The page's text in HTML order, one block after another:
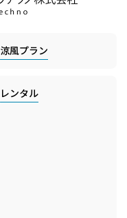
涼風プラン
レンタル